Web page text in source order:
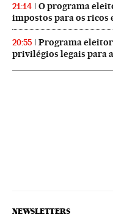
21:14
O programa
impostos para os ricos
20:55
Programa
privilégios legais para
NEWSLETTERS